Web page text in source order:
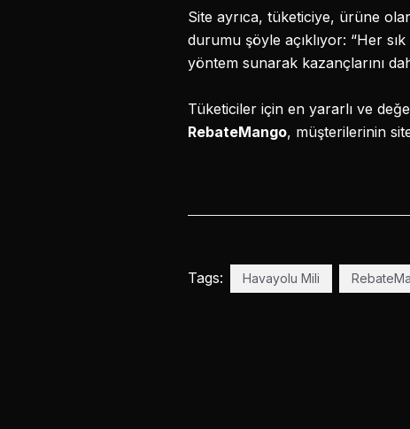
Site ayrıca, tüketiciye, ürüne
durumu şöyle açıklıyor: “Her
yöntem sunarak kazançlarını
Tüketiciler için en yararlı ve
RebateMango, müşterilerinin
Tags: Havayolu Mili